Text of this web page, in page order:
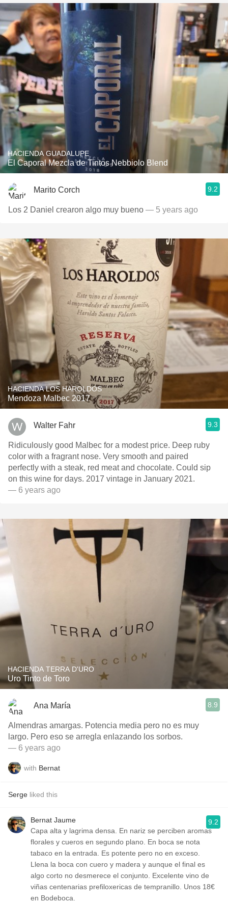
HACIENDA GUADALUPE
El Caporal Mezcla de Tintos Nebbiolo Blend
Marito Corch 9.2
Los 2 Daniel crearon algo muy bueno — 5 years ago
HACIENDA LOS HAROLDOS
Mendoza Malbec 2017
Walter Fahr 9.3
Ridiculously good Malbec for a modest price. Deep ruby
color with a fragrant nose. Very smooth and paired
perfectly with a steak, red meat and chocolate. Could sip
on this wine for days. 2017 vintage in January 2021.
— 6 years ago
HACIENDA TERRA D'URO
Uro Tinto de Toro
Ana María 8.9
Almendras amargas. Potencia media pero no es muy
largo. Pero eso se arregla enlazando los sorbos.
— 6 years ago
with Bernat
Serge liked this
Bernat Jaume
Capa alta y lagrima densa. En nariz se perciben aromas
florales y cueros en segundo plano. En boca se nota
tabaco en la entrada. Es potente pero no en exceso.
Llena la boca con cuero y madera y aunque el final es
algo corto no desmerece el conjunto. Excelente vino de
viñas centenarias prefiloxericas de tempranillo. Unos 18€
en Bodeboca.
9.2